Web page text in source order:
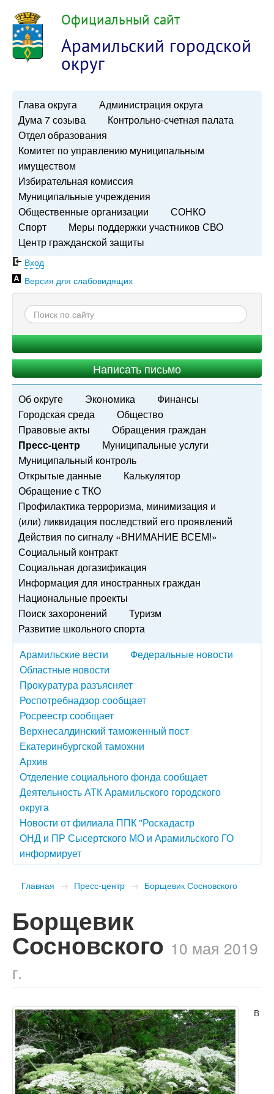
Официальный сайт
Арамильский городской
округ
Глава округа
Администрация округа
Дума 7 созыва
Контрольно-счетная палата
Отдел образования
Комитет по управлению муниципальным
имуществом
Избирательная комиссия
Муниципальные учреждения
Общественные организации
СОНКО
Спорт
Меры поддержки участников СВО
Центр гражданской защиты
Вход
Версия для слабовидящих
Написать письмо
Об округе Экономика
Финансы
Городская среда
Общество
Правовые акты
Обращения граждан
Пресс-центр
Муниципальные услуги
Муниципальный контроль
Открытые данные
Калькулятор
Обращение с ТКО
Профилактика терроризма, минимизация и
(или) ликвидация последствий его проявлений
Действия по сигналу «ВНИМАНИЕ ВСЕМ!»
Социальный контракт
Социальная догазификация
Информация для иностранных граждан
Национальные проекты
Поиск захоронений
Туризм
Развитие школьного спорта
Арамильские вести
Федеральные новости
Областные новости
Прокуратура разъясняет
Роспотребнадзор сообщает
Росреестр сообщает
Верхнесалдинский таможенный пост
Екатеринбургской таможни
Архив
Отделение социального фонда сообщает
Деятельность АТК Арамильского городского
округа
Новости от филиала ППК "Роскадастр
ОНД и ПР Сысертского МО и Арамильского ГО
информирует
Главная → Пресс-центр → Борщевик Сосновского
Борщевик
Сосновского 10 мая 2019
г.
В